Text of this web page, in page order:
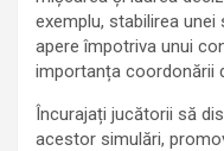
exemplu, stabilirea
apere împotriva unui
importanța coordonării
Încurajați jucătorii să
acestor simulări,